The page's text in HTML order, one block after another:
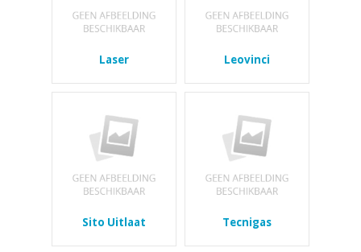
Laser Leovinci
Sito Uitlaat Tecnigas